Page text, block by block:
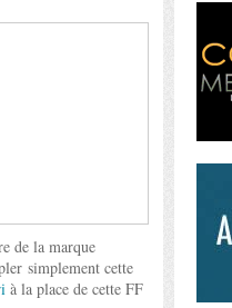
de la marque
simplement cette
à la place de cette FF